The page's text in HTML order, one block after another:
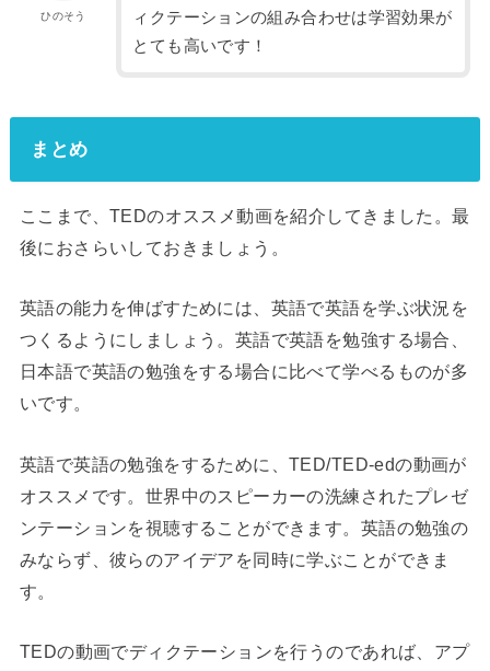
ひのそう
ィクテーションの組み合わせは学習効果が
とても高いです！
まとめ
ここまで、TEDのオススメ動画を紹介してきました。最
後におさらいしておきましょう。
英語の能力を伸ばすためには、英語で英語を学ぶ状況を
つくるようにしましょう。英語で英語を勉強する場合、
日本語で英語の勉強をする場合に比べて学べるものが多
いです。
英語で英語の勉強をするために、TED/TED-edの動画が
オススメです。世界中のスピーカーの洗練されたプレゼ
ンテーションを視聴することができます。英語の勉強の
みならず、彼らのアイデアを同時に学ぶことができま
す。
TEDの動画でディクテーションを行うのであれば、アプ